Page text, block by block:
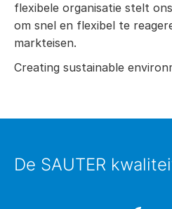
flexibele organisatie stelt
om snel en flexibel te
markteisen.
Creating sustainable
De SAUTER